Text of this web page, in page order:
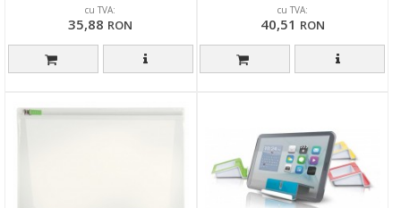
cu TVA:
35,88 RON
cu TVA:
40,51 RON